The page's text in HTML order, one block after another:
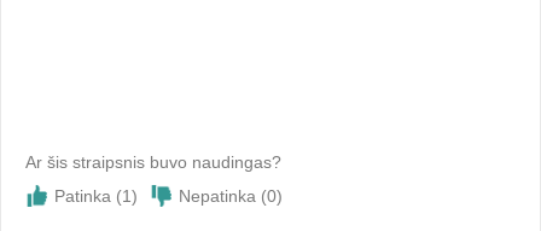
Ar šis straipsnis buvo naudingas?
Patinka (1) Nepatinka (0)